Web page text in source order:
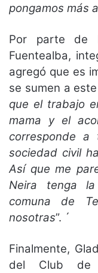
pongamos más
Por parte de
Fuentealba,
agregó que es
se sumen a
que el trabajo
mama y el
corresponde
sociedad civil
Así que me
Neira tenga
comuna de
nosotras”. ´
Finalmente,
del Club de